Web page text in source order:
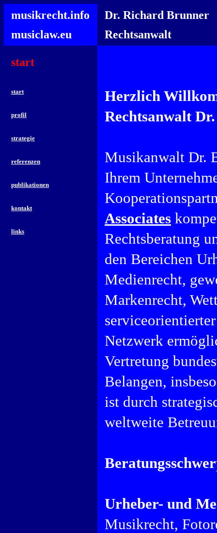
musikrecht.info
musiclaw.eu
Dr. Richard Brunner
Rechtsanwalt
start
start
profil
strategie
referenzen
publikationen
kontakt
links
Herzlich
Rechtsanwalt
Musikanwalt Dr.
Ihrem
Associates
Rechtsberatung
den Bereichen
Medienrecht,
Markenrecht,
Netzwerk
Vertretung
Belangen,
ist durch
weltweite
Urheber- und
Musikrecht,